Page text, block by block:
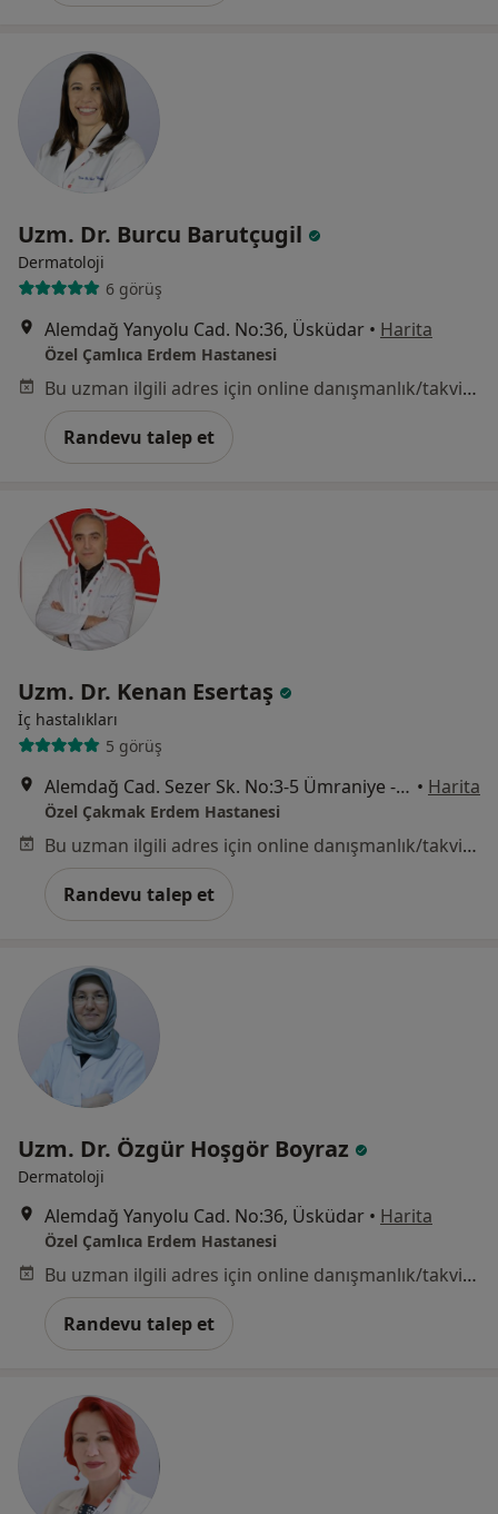
Uzm. Dr. Burcu Barutçugil
Dermatoloji
6 görüş
Alemdağ Yanyolu Cad. No:36, Üsküdar • Harita
Özel Çamlıca Erdem Hastanesi
Bu uzman ilgili adres için online danışmanlık/takvim sunmuyor.
Randevu talep et
Uzm. Dr. Kenan Esertaş
İç hastalıkları
5 görüş
Alemdağ Cad. Sezer Sk. No:3-5 Ümraniye - İstanbul, Ümraniye • Harita
Özel Çakmak Erdem Hastanesi
Bu uzman ilgili adres için online danışmanlık/takvim sunmuyor.
Randevu talep et
Uzm. Dr. Özgür Hoşgör Boyraz
Dermatoloji
Alemdağ Yanyolu Cad. No:36, Üsküdar • Harita
Özel Çamlıca Erdem Hastanesi
Bu uzman ilgili adres için online danışmanlık/takvim sunmuyor.
Randevu talep et